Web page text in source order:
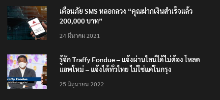
เตือนภัย SMS หลอกลวง “คุณฝากเงินสำเร็จแล้ว
200,000 บาท”
24 มีนาคม 2021
รู้จัก Traffy Fondue – แจ้งผ่านไลน์ได้ไม่ต้อง โหลด
แอพใหม่ – แจ้งได้ทั่วไทย ไม่ใช่แค่ในกรุง
25 มิถุนายน 2022